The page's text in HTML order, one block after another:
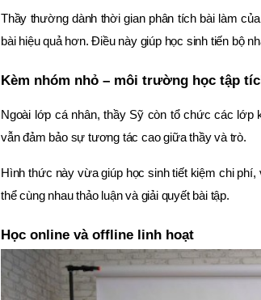
Thầy thường dành thời gian phân tích bài làm
bài hiệu quả hơn. Điều này giúp học sinh tiến bộ
Kèm nhóm nhỏ – môi trường học tập
Ngoài lớp cá nhân, thầy Sỹ còn tổ chức các
vẫn đảm bảo sự tương tác cao giữa thầy và trò.
Hình thức này vừa giúp học sinh tiết kiệm chi
thể cùng nhau thảo luận và giải quyết bài tập.
Học online và offline linh hoạt